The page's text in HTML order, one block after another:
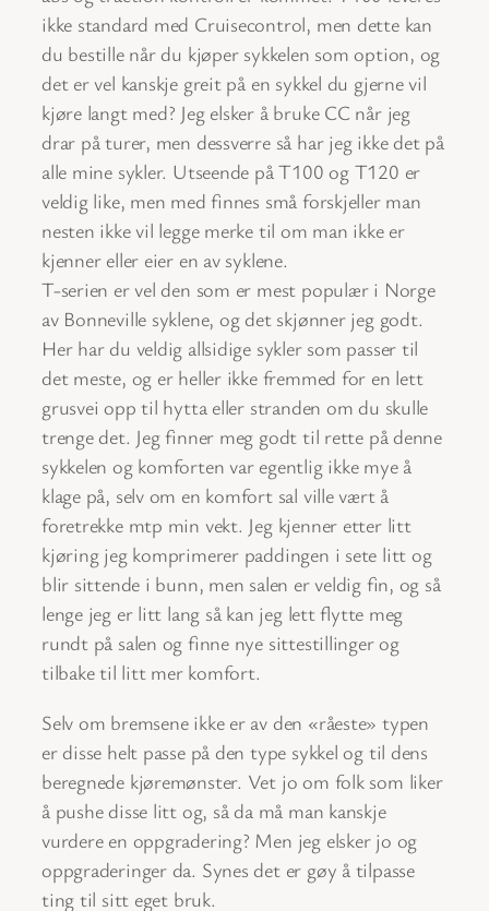
ikke standard med Cruisecontrol, men dette kan
du bestille når du kjøper sykkelen som option, og
det er vel kanskje greit på en sykkel du gjerne vil
kjøre langt med? Jeg elsker å bruke CC når jeg
drar på turer, men dessverre så har jeg ikke det på
alle mine sykler. Utseende på T100 og T120 er
veldig like, men med finnes små forskjeller man
nesten ikke vil legge merke til om man ikke er
kjenner eller eier en av syklene.
T-serien er vel den som er mest populær i Norge
av Bonneville syklene, og det skjønner jeg godt.
Her har du veldig allsidige sykler som passer til
det meste, og er heller ikke fremmed for en lett
grusvei opp til hytta eller stranden om du skulle
trenge det. Jeg finner meg godt til rette på denne
sykkelen og komforten var egentlig ikke mye å
klage på, selv om en komfort sal ville vært å
foretrekke mtp min vekt. Jeg kjenner etter litt
kjøring jeg komprimerer paddingen i sete litt og
blir sittende i bunn, men salen er veldig fin, og så
lenge jeg er litt lang så kan jeg lett flytte meg
rundt på salen og finne nye sittestillinger og
tilbake til litt mer komfort.
Selv om bremsene ikke er av den «råeste» typen
er disse helt passe på den type sykkel og til dens
beregnede kjøremønster. Vet jo om folk som liker
å pushe disse litt og, så da må man kanskje
vurdere en oppgradering? Men jeg elsker jo og
oppgraderinger da. Synes det er gøy å tilpasse
ting til sitt eget bruk.